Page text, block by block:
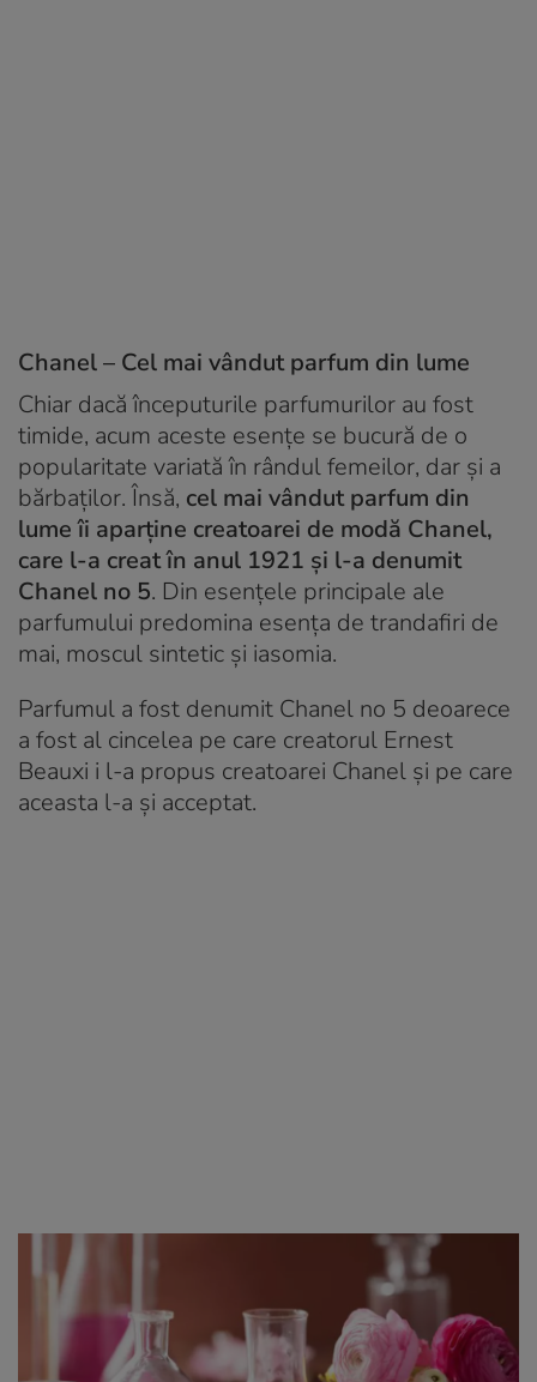
Chanel – Cel mai vândut parfum din lume
Chiar dacă începuturile parfumurilor au fost
timide, acum aceste esențe se bucură de o
popularitate variată în rândul femeilor, dar și a
bărbaților. Însă, cel mai vândut parfum din
lume îi aparține creatoarei de modă Chanel,
care l-a creat în anul 1921 și l-a denumit
Chanel no 5. Din esențele principale ale
parfumului predomina esența de trandafiri de
mai, moscul sintetic și iasomia.
Parfumul a fost denumit Chanel no 5 deoarece
a fost al cincelea pe care creatorul Ernest
Beauxi i l-a propus creatoarei Chanel și pe care
aceasta l-a și acceptat.